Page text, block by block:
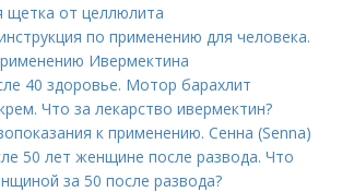
щетка от целлюлита
по применению для человека.
Ивермектина
40 здоровье. Мотор барахлит
Что за лекарство ивермектин?
к применению. Сенна (Senna)
50 лет женщине после развода. Что
за 50 после развода?